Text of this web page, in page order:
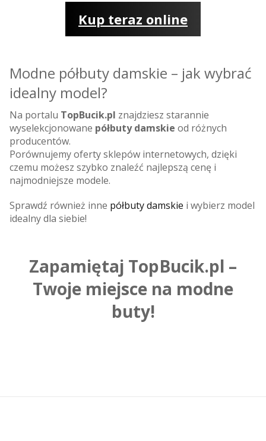
Kup teraz online
Modne półbuty damskie – jak wybrać
idealny model?
Na portalu TopBucik.pl znajdziesz starannie
wyselekcjonowane półbuty damskie od różnych
producentów.
Porównujemy oferty sklepów internetowych, dzięki
czemu możesz szybko znaleźć najlepszą cenę i
najmodniejsze modele.
Sprawdź również inne półbuty damskie i wybierz model
idealny dla siebie!
Zapamiętaj TopBucik.pl –
Twoje miejsce na modne
buty!